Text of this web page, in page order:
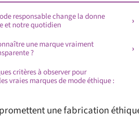
responsable change la donne
et notre quotidien
une marque vraiment
?
critères à observer pour
vraies marques de mode éthique :
une fabrication